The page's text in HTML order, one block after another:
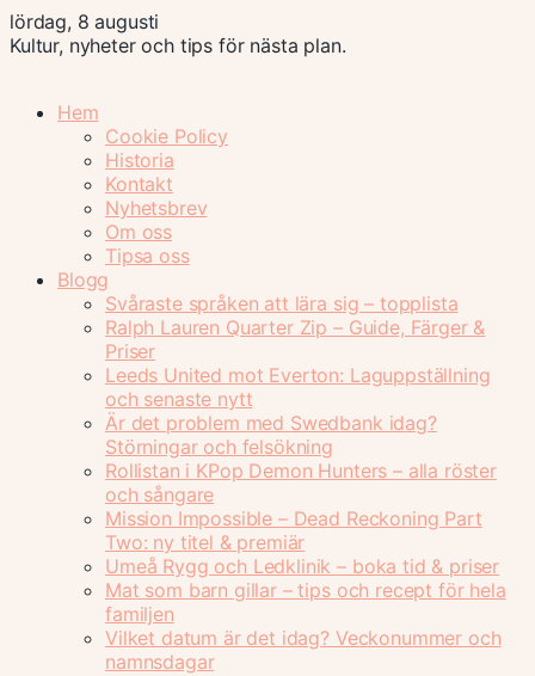
lördag, 8 augusti
Kultur, nyheter och tips för nästa plan.
Hem
Cookie Policy
Historia
Kontakt
Nyhetsbrev
Om oss
Tipsa oss
Blogg
Svåraste språken att lära sig – topplista
Ralph Lauren Quarter Zip – Guide, Färger &
Priser
Leeds United mot Everton: Laguppställning
och senaste nytt
Är det problem med Swedbank idag?
Störningar och felsökning
Rollistan i KPop Demon Hunters – alla röster
och sångare
Mission Impossible – Dead Reckoning Part
Two: ny titel & premiär
Umeå Rygg och Ledklinik – boka tid & priser
Mat som barn gillar – tips och recept för hela
familjen
Vilket datum är det idag? Veckonummer och
namnsdagar